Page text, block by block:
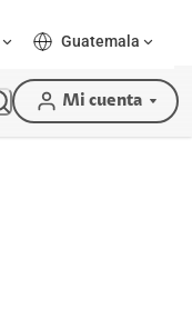
Guatemala
Mi cuenta